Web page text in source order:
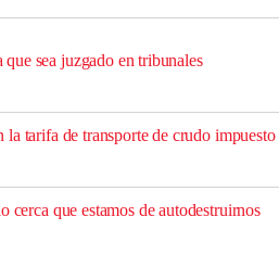
sea juzgado en tribunales
tarifa de transporte de crudo impuesto
que estamos de autodestruirnos